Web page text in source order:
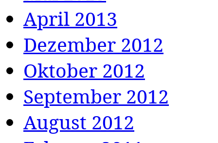
April 2013
Dezember 2012
Oktober 2012
September 2012
August 2012